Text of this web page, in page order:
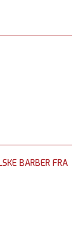
BARBER FRA